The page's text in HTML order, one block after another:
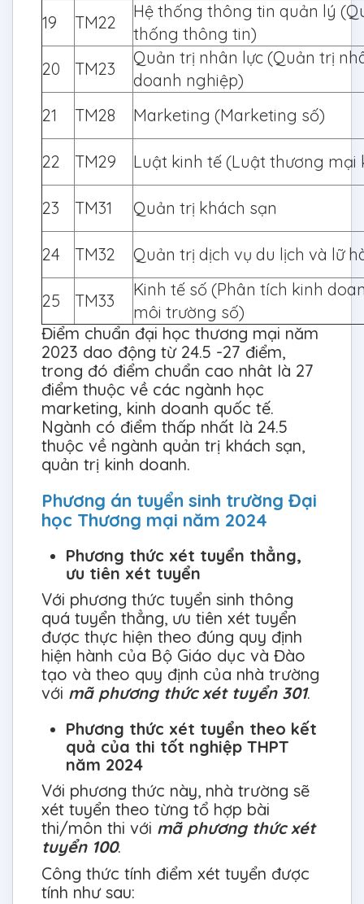
19
TM22
Hệ thống thông tin quản lý
thống thông tin)
20
TM23
Quản trị nhân lực (Quản trị
doanh nghiệp)
21
TM28 Marketing (Marketing số)
22 TM29 Luật kinh tế (Luật thương mại
23 TM31 Quản trị khách sạn
24 TM32 Quản trị dịch vụ du lịch và lữ
25 TM33
Kinh tế số (Phân tích kinh
môi trường số)
Điểm chuẩn đại học thương mại năm
2023 dao động từ 24.5 -27 điểm,
trong đó điểm chuẩn cao nhât là 27
điểm thuộc về các ngành học
marketing, kinh doanh quốc tế.
Ngành có điểm thấp nhất là 24.5
thuộc về ngành quản trị khách sạn,
quản trị kinh doanh.
Phương án tuyển sinh trường Đại
học Thương mại năm 2024
Phương thức xét tuyển thẳng,
ưu tiên xét tuyển
Với phương thức tuyển sinh thông
quá tuyển thẳng, ưu tiên xét tuyển
được thực hiện theo đúng quy định
hiện hành của Bộ Giáo dục và Đào
tạo và theo quy định của nhà trường
với mã phương thức xét tuyển 301.
Phương thức xét tuyển theo kết
quả của thi tốt nghiệp THPT
năm 2024
Với phương thức này, nhà trường sẽ
xét tuyển theo từng tổ hợp bài
thi/môn thi với mã phương thức xét
tuyển 100.
Công thức tính điểm xét tuyển được
tính như sau: